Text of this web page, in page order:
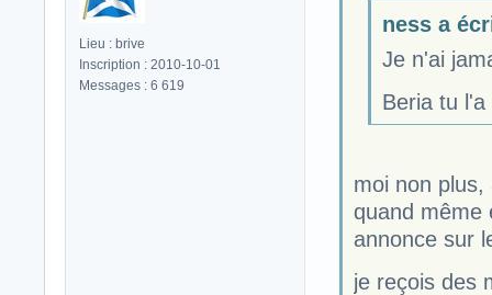
Lieu : brive
Inscription : 2010-10-01
Messages : 6 619
ness a
Je n'ai
Beria tu l'a
moi non
quand même
annonce sur
je reçois des